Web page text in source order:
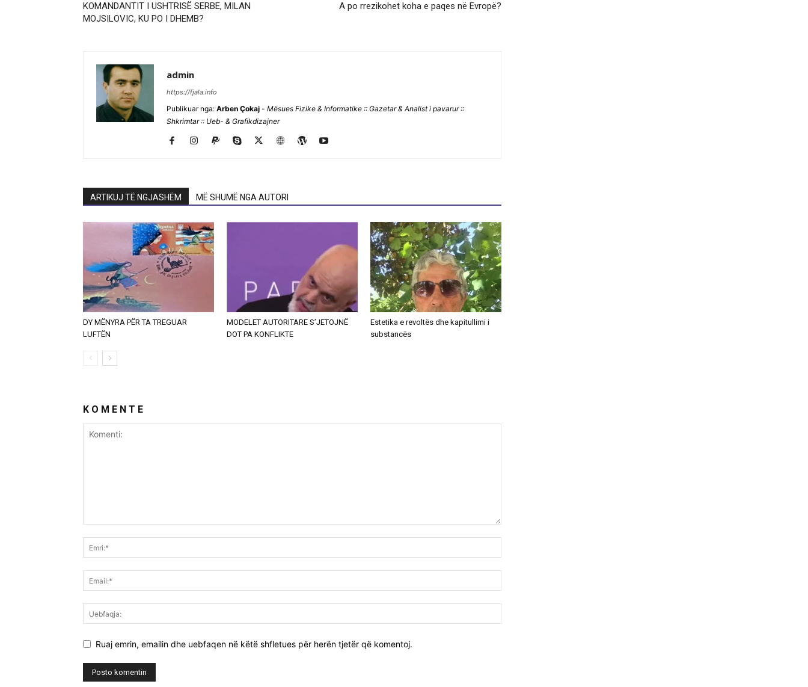
KOMANDANTIT I USHTRISË SERBE, MILAN
MOJSILOVIC, KU PO I DHEMB?
A po rrezikohet koha e paqes në Evropë?
admin
https://fjala.info
Publikuar nga: Arben Çokaj - Mësues Fizike & Informatike :: Gazetar & Analist i pavarur ::
Shkrimtar :: Ueb- & Grafikdizajner
ARTIKUJ TË NGJASHËM MË SHUMË NGA AUTORI
DY MËNYRA PËR TA TREGUAR
LUFTËN
MODELET AUTORITARE S’JETOJNË
DOT PA KONFLIKTE
Estetika e revoltës dhe kapitullimi i
substancës
K O M E N T E
Ruaj emrin, emailin dhe uebfaqen në këtë shfletues për herën tjetër që komentoj.